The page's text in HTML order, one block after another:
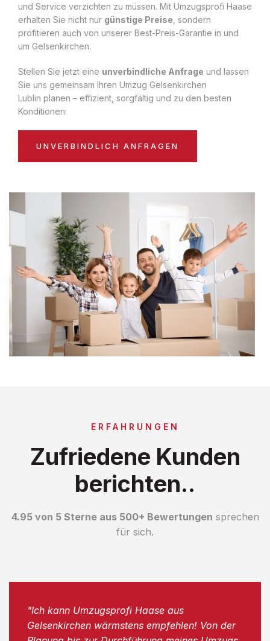
und Service verzichten zu müssen. Mit Umzugsprofi Haase
erhalten Sie nicht nur günstige Preise , sondern
profitieren auch von unserer Best-Preis-Garantie in und
um Gelsenkirchen.
Stellen Sie jetzt eine unverbindliche Anfrage und lassen
Sie uns gemeinsam Ihren Umzug Gelsenkirchen
Lublin planen – effizient, sorgfältig und zu den besten
Konditionen:
UNVERBINDLICH ANFRAGEN
ERFAHRUNGEN
Zufriedene Kunden
berichten..
4.95 von 5 Sterne aus 500+ Bewertungen sprechen
für sich.
"Ich kann Umzugsprofi Haase aus
Gelsenkirchen wärmstens empfehlen! Von der